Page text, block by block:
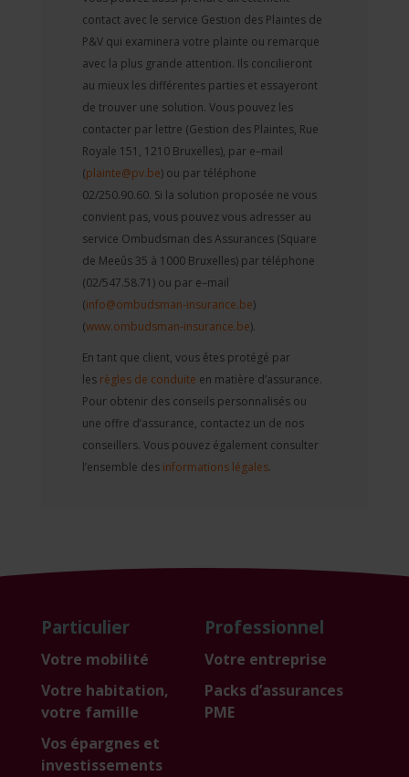
contact avec le service Gestion des Plaintes de
P&V qui examinera votre plainte ou remarque
avec la plus grande attention. Ils concilieront
au mieux les différentes parties et essayeront
de trouver une solution. Vous pouvez les
contacter par lettre (Gestion des Plaintes, Rue
Royale 151, 1210 Bruxelles), par e–mail
(plainte@pv.be) ou par téléphone
02/250.90.60. Si la solution proposée ne vous
convient pas, vous pouvez vous adresser au
service Ombudsman des Assurances (Square
de Meeûs 35 à 1000 Bruxelles) par téléphone
(02/547.58.71) ou par e–mail
(info@ombudsman-insurance.be)
(www.ombudsman-insurance.be).
En tant que client, vous êtes protégé par
les règles de conduite en matière d’assurance.
Pour obtenir des conseils personnalisés ou
une offre d’assurance, contactez un de nos
conseillers. Vous pouvez également consulter
l’ensemble des informations légales.
Particulier
Votre mobilité
Votre habitation,
votre famille
Vos épargnes et
investissements
Professionnel
Votre entreprise
Packs d’assurances
PME